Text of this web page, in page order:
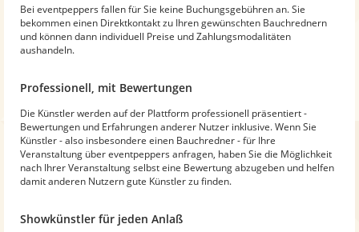
Bei eventpeppers fallen für Sie keine Buchungsgebühren an. Sie
bekommen einen Direktkontakt zu Ihren gewünschten Bauchrednern
und können dann individuell Preise und Zahlungsmodalitäten
aushandeln.
Professionell, mit Bewertungen
Die Künstler werden auf der Plattform professionell präsentiert -
Bewertungen und Erfahrungen anderer Nutzer inklusive. Wenn Sie
Künstler - also insbesondere einen Bauchredner - für Ihre
Veranstaltung über eventpeppers anfragen, haben Sie die Möglichkeit
nach Ihrer Veranstaltung selbst eine Bewertung abzugeben und helfen
damit anderen Nutzern gute Künstler zu finden.
Showkünstler für jeden Anlaß